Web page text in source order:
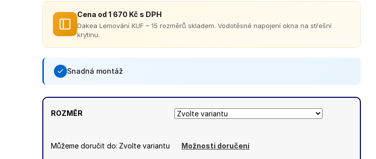
Cena od 1 670 Kč s DPH
Dakea Lemování KUF – 15 rozměrů skladem. Vodotěsné napojení okna na střešní
krytinu.
Vodotěsné napojení na střešní krytinu
ROZMĚR
Můžeme doručit do: Zvolte variantu Možnosti doručení